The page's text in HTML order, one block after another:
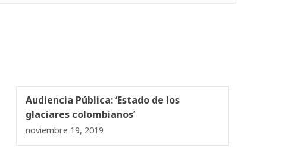
Audiencia Pública: ‘Estado de los
glaciares colombianos’
noviembre 19, 2019